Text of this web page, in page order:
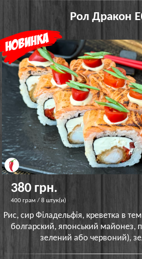
Рол Дракон
380 грн.
400 грам / 8 штук(и)
Рис, сир Філадельфія, креветка в
болгарский, японський майонез,
зелений або червоний),